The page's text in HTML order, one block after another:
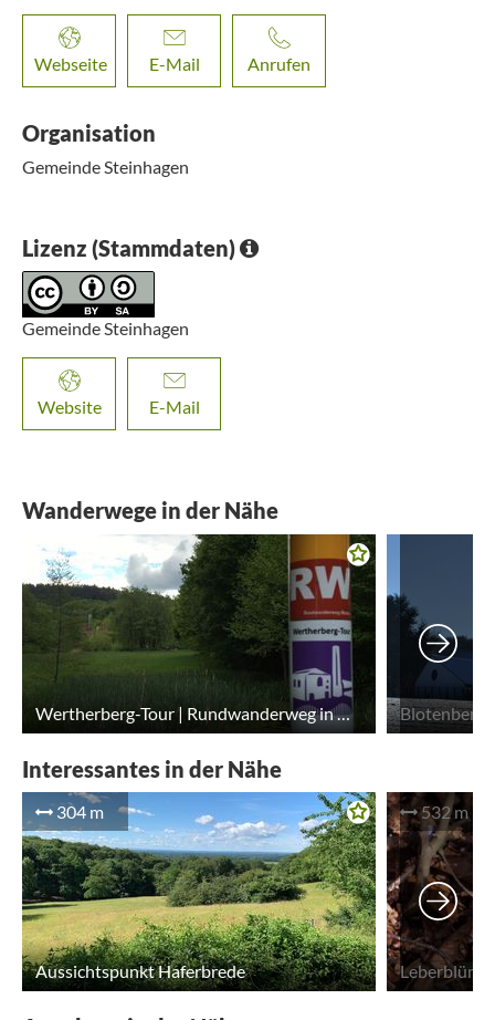
Webseite E-Mail Anrufen
Organisation
Gemeinde Steinhagen
Lizenz (Stammdaten)
Gemeinde Steinhagen
Website E-Mail
Wanderwege in der Nähe
Wertherberg-Tour | Rundwanderweg in Werther (Westf.)
Interessantes in der Nähe
304 m
Aussichtspunkt Haferbrede
532 m